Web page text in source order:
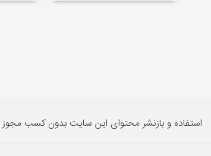
استفاده و بازنشر محتوای این سایت بدون کسب